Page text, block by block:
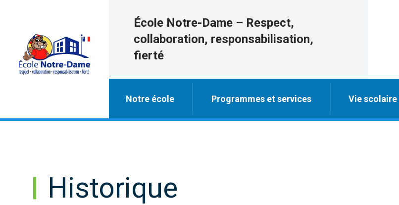
École Notre-Dame – Respect,
collaboration, responsabilisation,
fierté
Notre école Programmes et services Vie scolaire
Historique